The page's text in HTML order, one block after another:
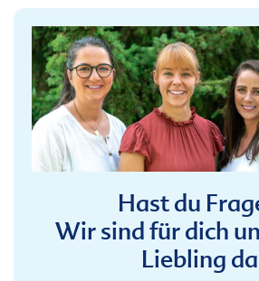
Hast du
Wir sind für dich
Liebling